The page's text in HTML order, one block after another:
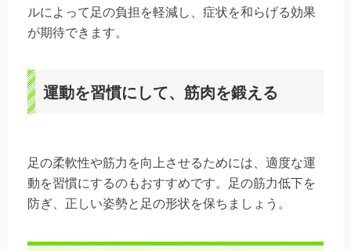
ルによって足の負担を軽減し、症状を和らげる効果
が期待できます。
運動を習慣にして、筋肉を鍛える
足の柔軟性や筋力を向上させるためには、適度な運
動を習慣にするのもおすすめです。足の筋力低下を
防ぎ、正しい姿勢と足の形状を保ちましょう。